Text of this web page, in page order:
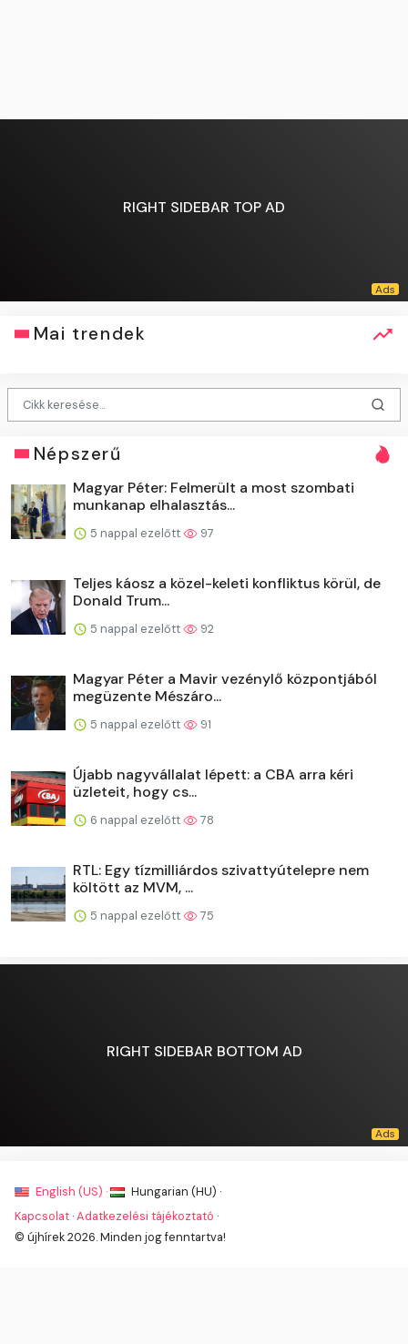
RIGHT SIDEBAR TOP AD
Mai trendek
Népszerű
Magyar Péter: Felmerült a most szombati
munkanap elhalasztás...
5 nappal ezelőtt 97
Teljes káosz a közel-keleti konfliktus körül, de
Donald Trum...
5 nappal ezelőtt 92
Magyar Péter a Mavir vezénylő központjából
megüzente Mészáro...
5 nappal ezelőtt 91
Újabb nagyvállalat lépett: a CBA arra kéri
üzleteit, hogy cs...
6 nappal ezelőtt 78
RTL: Egy tízmilliárdos szivattyútelepre nem
költött az MVM, ...
5 nappal ezelőtt 75
RIGHT SIDEBAR BOTTOM AD
English (US) ·
Hungarian (HU) ·
Kapcsolat ·Adatkezelési tájékoztató ·
© újhírek 2026. Minden jog fenntartva!